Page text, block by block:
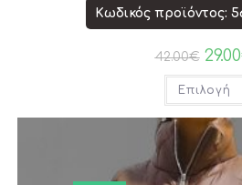
Κωδικός προϊόντος:
42.00€ 29.00
Επιλογή